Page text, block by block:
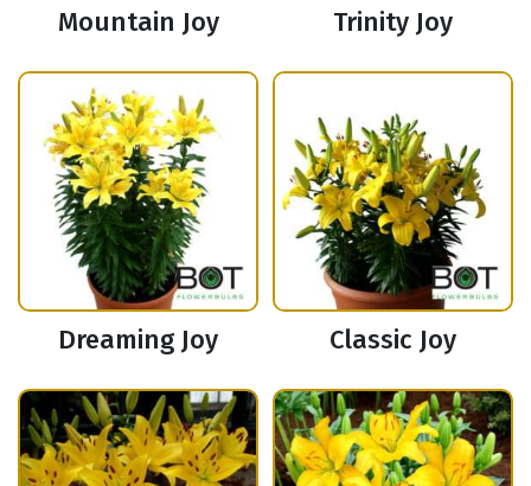
Mountain Joy Trinity Joy
Dreaming Joy Classic Joy